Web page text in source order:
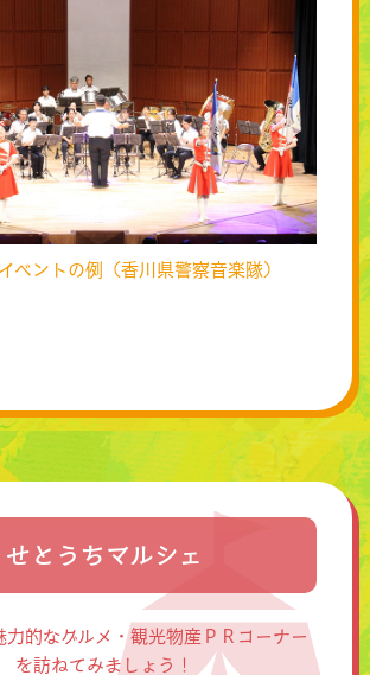
ベントの例（香川県警察音楽隊）
せとうちマルシェ
力的なグルメ・観光物産ＰＲコーナー
を訪ねてみましょう！